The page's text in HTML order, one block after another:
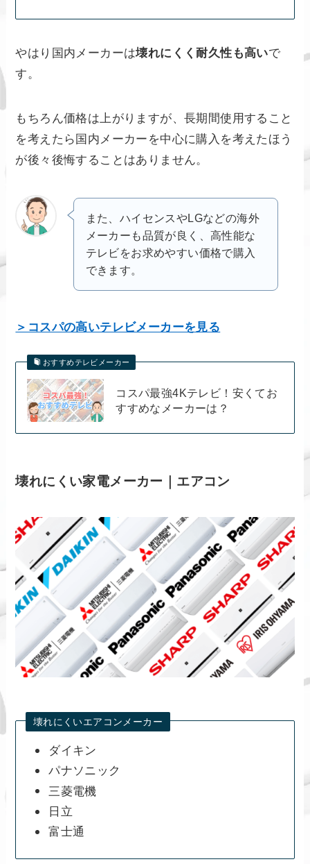
やはり国内メーカーは壊れにくく耐久性も高いで
す。
もちろん価格は上がりますが、長期間使用すること
を考えたら国内メーカーを中心に購入を考えたほう
が後々後悔することはありません。
また、ハイセンスやLGなどの海外
メーカーも品質が良く、高性能な
テレビをお求めやすい価格で購入
できます。
＞コスパの高いテレビメーカーを見る
おすすめテレビメーカー
コスパ最強4Kテレビ！安くてお
すすめなメーカーは？
壊れにくい家電メーカー｜エアコン
壊れにくいエアコンメーカー
ダイキン
パナソニック
三菱電機
日立
富士通